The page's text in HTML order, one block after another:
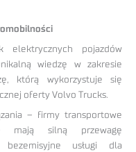
elektrycznych pojazdów
wiedzę w zakresie
którą wykorzystuje się
oferty Volvo Trucks.
– firmy transportowe
mają silną przewagę
bezemisyjne usługi dla